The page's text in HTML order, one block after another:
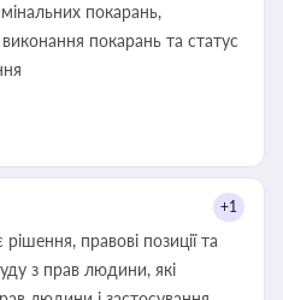
покарань,
виконання покарань та статус
+1
правові позиції та
з прав людини, які